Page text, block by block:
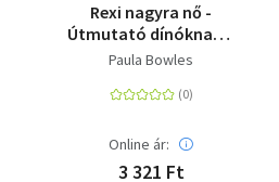
Rexi nagyra nő -
Útmutató dínóknak a
helyes táplálkozáshoz
Paula Bowles
Online ár:
3 321 Ft